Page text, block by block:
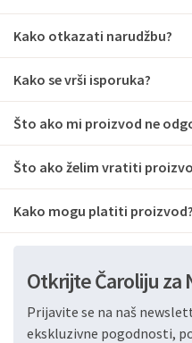
Kako otkazati narudžbu?
Kako se vrši isporuka?
Što ako mi proizvod ne
Što ako želim vratiti
Kako mogu platiti proizvod?
Otkrijte Čaroliju za
Prijavite se na naš
ekskluzivne pogodnosti,